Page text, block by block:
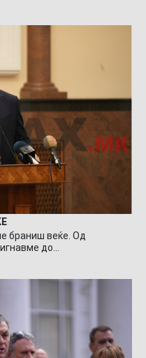
браниш веќе. Од
до…